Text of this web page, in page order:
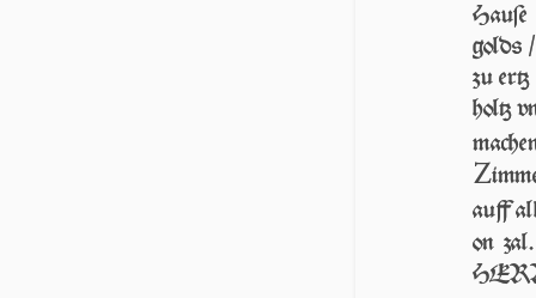
golds
zu
holtz
Z
auff
on